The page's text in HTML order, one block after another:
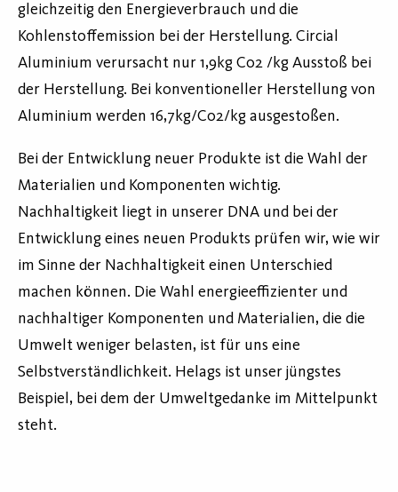
gleichzeitig den Energieverbrauch und die
Kohlenstoffemission bei der Herstellung. Circial
Aluminium verursacht nur 1,9kg Co2 /kg Ausstoß bei
der Herstellung. Bei konventioneller Herstellung von
Aluminium werden 16,7kg/Co2/kg ausgestoßen.
Bei der Entwicklung neuer Produkte ist die Wahl der
Materialien und Komponenten wichtig.
Nachhaltigkeit liegt in unserer DNA und bei der
Entwicklung eines neuen Produkts prüfen wir, wie wir
im Sinne der Nachhaltigkeit einen Unterschied
machen können. Die Wahl energieeffizienter und
nachhaltiger Komponenten und Materialien, die die
Umwelt weniger belasten, ist für uns eine
Selbstverständlichkeit. Helags ist unser jüngstes
Beispiel, bei dem der Umweltgedanke im Mittelpunkt
steht.